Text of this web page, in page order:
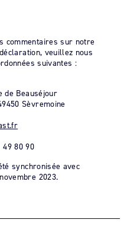
commentaires sur notre
veuillez nous
suivantes :
de Beauséjour
Sèvremoine
49 80 90
synchronisée avec
2023.